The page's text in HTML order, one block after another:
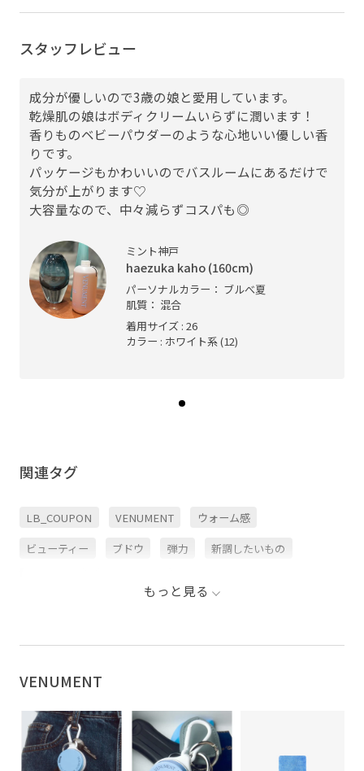
スタッフレビュー
成分が優しいので3歳の娘と愛用しています。
乾燥肌の娘はボディクリームいらずに潤います！
香りものベビーパウダーのような心地いい優しい香
りです。
パッケージもかわいいのでバスルームにあるだけで
気分が上がります♡
大容量なので、中々減らずコスパも◎
ミント神戸
haezuka kaho (160cm)
パーソナルカラー： ブルべ夏
肌質： 混合
着用サイズ : 26
カラー : ホワイト系 (12)
関連タグ
LB_COUPON VENUMENT ウォーム感
ビューティー ブドウ 弾力 新調したいもの
もっと見る
VENUMENT